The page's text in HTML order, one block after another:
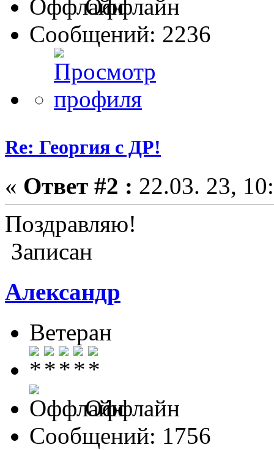
Оффлайн
Сообщений: 2236
Re: Георгия с ДР!
« Ответ #2 : 22.03. 23,
Поздравляю!
Записан
Александр
Ветеран
Оффлайн
Сообщений: 1756